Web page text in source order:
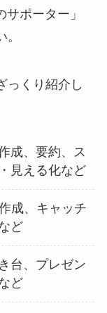
ポーター」
っくり紹介し
成、要約、ス
見える化など
成、キャッチ
ど
台、プレゼン
ど